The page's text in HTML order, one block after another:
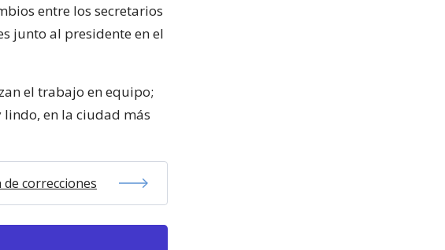
entre los secretarios
junto al presidente en el
el trabajo en equipo;
lindo, en la ciudad más
correcciones